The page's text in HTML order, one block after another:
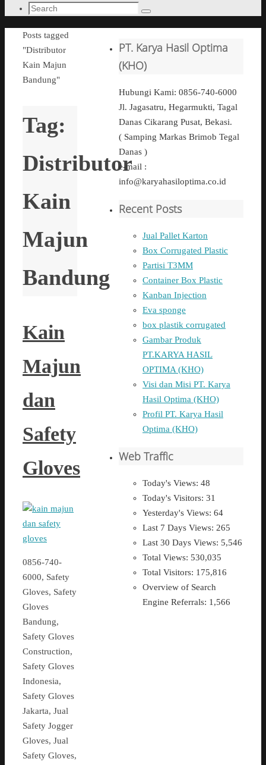
Search
Search
Home
Posts tagged
"Distributor
Kain Majun
Bandung"
Tag:
Distributor
Kain
Majun
Bandung
Kain
Majun
dan
Safety
Gloves
0856-740-
6000, Safety
Gloves, Safety
Gloves
Bandung,
Safety Gloves
Construction,
Safety Gloves
Indonesia,
Safety Gloves
Jakarta, Jual
Safety Jogger
Gloves, Jual
Safety Gloves,
PT. Karya Hasil Optima
(KHO)
Hubungi Kami: 0856-740-6000
Jl. Jagasatru, Hegarmukti, Tagal
Danas Cikarang Pusat, Bekasi.
( Samping Markas Brimob Tegal
Danas )
e-mail :
info@karyahasiloptima.co.id
Recent Posts
Jual Pallet Karton
Box Corrugated Plastic
Partisi T3MM
Container Box Plastic
Kanban Injection
Eva sponge
box plastik corrugated
Gambar Produk
PT.KARYA HASIL
OPTIMA (KHO)
Visi dan Misi PT. Karya
Hasil Optima (KHO)
Profil PT. Karya Hasil
Optima (KHO)
Web Traffic
Today's Views: 48
Today's Visitors: 31
Yesterday's Views: 64
Last 7 Days Views: 265
Last 30 Days Views: 5,546
Total Views: 530,035
Total Visitors: 175,816
Overview of Search
Engine Referrals: 1,566